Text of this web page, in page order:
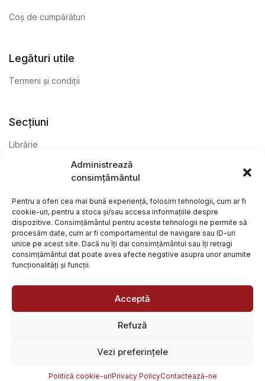
Administrează
consimțământul
Pentru a oferi cea mai bună experiență, folosim tehnologii, cum ar fi
cookie-uri, pentru a stoca și/sau accesa informațiile despre
dispozitive. Consimțământul pentru aceste tehnologii ne permite să
procesăm date, cum ar fi comportamentul de navigare sau ID-uri
unice pe acest site. Dacă nu îți dai consimțământul sau îți retragi
consimțământul dat poate avea afecte negative asupra unor anumite
funcționalități și funcții.
Acceptă
Refuză
Vezi preferințele
Politică cookie-uriPrivacy PolicyContactează-ne
Coș de cumpărături
Legături utile
Termeni și condiții
Secțiuni
Librărie
@ Librăria Arcana. Toate drepturile rezervate. Site creat de